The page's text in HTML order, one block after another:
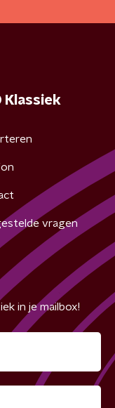
Klassiek
vragen
in je mailbox!